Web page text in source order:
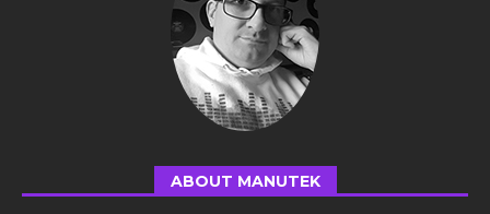
ABOUT MANUTEK